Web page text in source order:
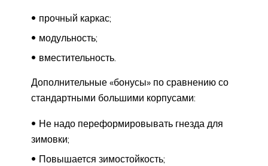
прочный каркас;
модульность;
вместительность.
Дополнительные «бонусы» по сравнению со
стандартными большими корпусами:
Не надо переформировывать гнезда для
зимовки;
Повышается зимостойкость;